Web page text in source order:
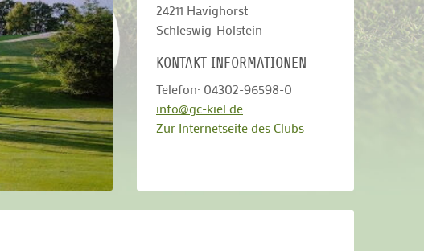
24211 Havighorst
Schleswig-Holstein
KONTAKT INFORMATIONEN
Telefon: 04302-96598-0
info@gc-kiel.de
Zur Internetseite des Clubs